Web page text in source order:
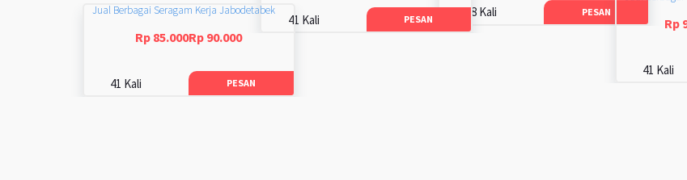
48 Kali PESAN
41 Kali PESAN Rp
41 Kali
Jual Berbagai Seragam Kerja Jabodetabek
Rp 85.000Rp 90.000
41 Kali PESAN